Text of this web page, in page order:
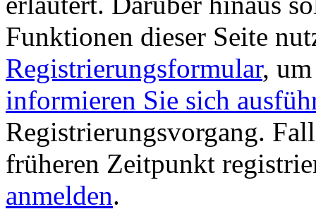
Funktionen dieser Seite
Registrierungsformular,
informieren Sie sich
Registrierungsvorgang.
früheren Zeitpunkt
anmelden.